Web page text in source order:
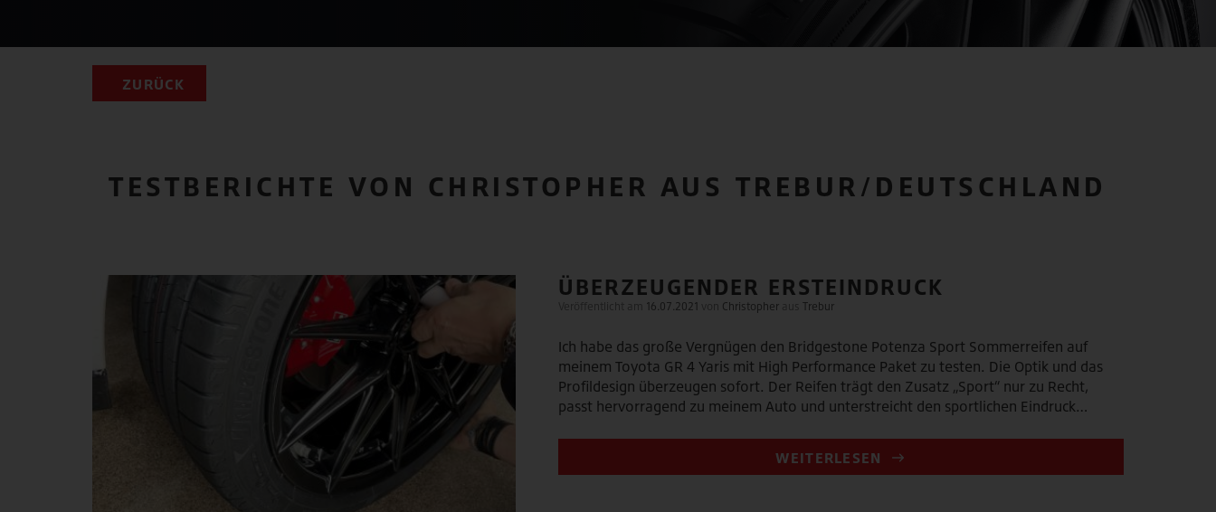
ZURÜCK
TESTBERICHTE VON CHRISTOPHER AUS TREBUR/DEUTSCHLAND
ÜBERZEUGENDER ERSTEINDRUCK
16.07.2021 Christopher Trebur
Ich habe das große Vergnügen den Bridgestone Potenza Sport Sommerreifen auf
meinem Toyota GR 4 Yaris mit High Performance Paket zu testen. Die Optik und das
Profildesign überzeugen sofort. Der Reifen trägt den Zusatz „Sport“ nur zu Recht,
passt hervorragend zu meinem Auto und unterstreicht den sportlichen Eindruck…
WEITERLESEN